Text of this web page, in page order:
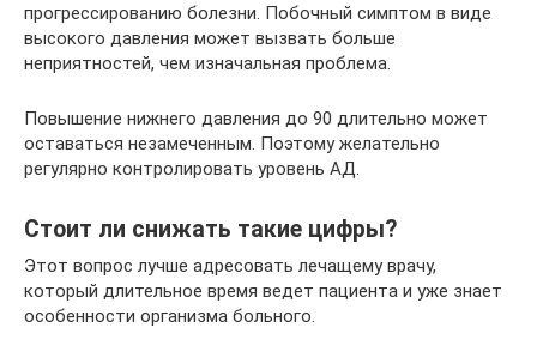
прогрессированию болезни. Побочный симптом в виде
высокого давления может вызвать больше
неприятностей, чем изначальная проблема.
Повышение нижнего давления до 90 длительно может
оставаться незамеченным. Поэтому желательно
регулярно контролировать уровень АД.
Стоит ли снижать такие цифры?
Этот вопрос лучше адресовать лечащему врачу,
который длительное время ведет пациента и уже знает
особенности организма больного.